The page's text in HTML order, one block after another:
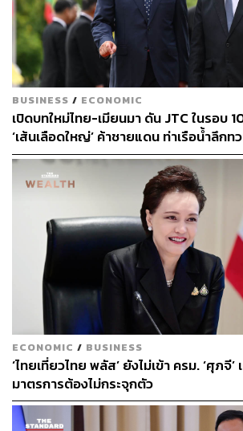
เตรียมความพร้อมผู้ประกอบการไทยใช้
เกิดขึ้นในอนาคต เพื่อนำสินค้าแบรนด์ไท
เช่น สหภาพยุโรป เกาหลีใต้ และแคนาดา
กล่าวทิ้งท้าย
TAGS: กระทรวงพาณิชย์ Soft Power
น
สุชาติ ชมกลิ่น
EFTA ความตกลงก
ABOUT THE
THE STANDARD
กองบรรณาธิการ THE
BUSINESS / ECONOMIC
เปิดบทใหม่ไทย-เมียนมา ดัน JTC ในรอบ
‘เส้นเลือดใหญ่’ ค้าชายแดน ท่าเรือน้ำลึกท
ECONOMIC / BUSINESS
‘ไทยเที่ยวไทย พลัส’ ยังไม่เข้า ครม. ‘ศุภจี
มาตรการต้องไม่กระจุกตัว